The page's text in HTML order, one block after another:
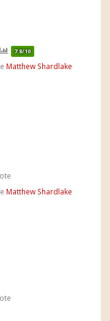
7.8/10
Matthew Shardlake
Matthew Shardlake